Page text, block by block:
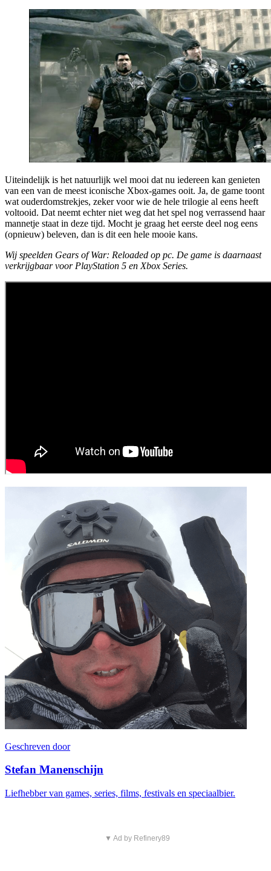
Uiteindelijk is het natuurlijk wel mooi dat nu iedereen kan genieten
van een van de meest iconische Xbox-games ooit. Ja, de game toont
wat ouderdomstrekjes, zeker voor wie de hele trilogie al eens heeft
voltooid. Dat neemt echter niet weg dat het spel nog verrassend haar
mannetje staat in deze tijd. Mocht je graag het eerste deel nog eens
(opnieuw) beleven, dan is dit een hele mooie kans.
Wij speelden Gears of War: Reloaded op pc. De game is daarnaast
verkrijgbaar voor PlayStation 5 en Xbox Series.
Geschreven door
Stefan Manenschijn
Liefhebber van games, series, films, festivals en speciaalbier.
▼ Ad by Refinery89